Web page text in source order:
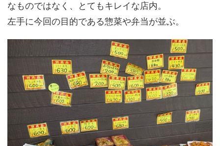
なものではなく、とてもキレイな店内。
左手に今回の目的である惣菜や弁当が並ぶ。